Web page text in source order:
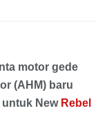
motor gede
(AHM) baru
New Rebel